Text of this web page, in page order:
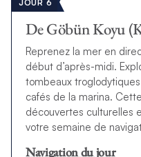
JOUR 6
De Göbün Koyu
Reprenez la mer en
début d’après-midi.
tombeaux
cafés de la marina.
découvertes culturelles
votre semaine de
Navigation du jour